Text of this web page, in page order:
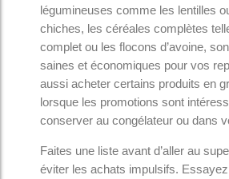
légumineuses comme les lentilles
chiches, les céréales complètes
complet ou les flocons d’avoine,
saines et économiques pour vos
aussi acheter certains produits en
lorsque les promotions sont
conserver au congélateur ou dans
Faites une liste avant d’aller au
éviter les achats impulsifs.